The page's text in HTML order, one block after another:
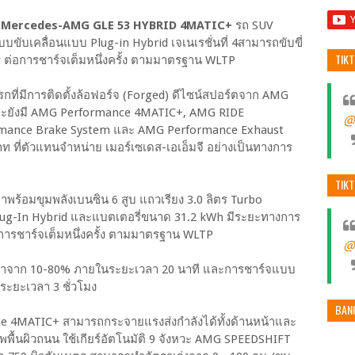
Mercedes-AMG GLE 53 HYBRID 4MATIC+ รถ SUV
ขับเคลื่อนแบบ Plug-in Hybrid เจเนเรชั่นที่ 4สามารถขับขี่
อการชาร์จเต็มหนึ่งครั้ง ตามมาตรฐาน WLTP
มีการติดตั้งล้อฟอร์จ (Forged) ดีไซน์สปอร์ตจาก AMG
มี AMG Performance 4MATIC+, AMG RIDE
Brake System และ AMG Performance Exhaust
ที่ตัวแทนจำหน่าย เมอร์เซเดส-เอเอ็มจี อย่างเป็นทางการ
าพร้อมขุมพลังเบนซิน 6 สูบ แถวเรียง 3.0 ลิตร Turbo
In Hybrid และแบตเตอรี่ขนาด 31.2 kWh มีระยะทางการ
ชาร์จเต็มหนึ่งครั้ง ตามมาตรฐาน WLTP
จาก 10-80% ภายในระยะเวลา 20 นาที และการชาร์จแบบ
ะยะเวลา 3 ชั่วโมง
สามารถกระจายแรงส่งกำลังได้ทั้งด้านหน้าและ
ผิวถนน ใช้เกียร์อัตโนมัติ 9 จังหวะ AMG SPEEDSHIFT